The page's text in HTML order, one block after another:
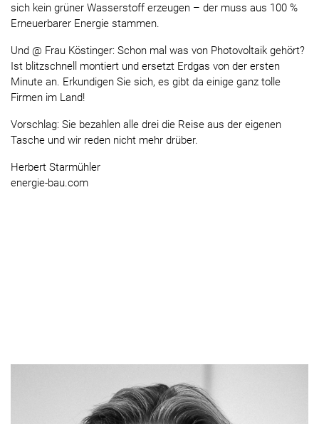
sich kein grüner Wasserstoff erzeugen – der muss aus 100 %
Erneuerbarer Energie stammen.
Und @ Frau Köstinger: Schon mal was von Photovoltaik gehört?
Ist blitzschnell montiert und ersetzt Erdgas von der ersten
Minute an. Erkundigen Sie sich, es gibt da einige ganz tolle
Firmen im Land!
Vorschlag: Sie bezahlen alle drei die Reise aus der eigenen
Tasche und wir reden nicht mehr drüber.
Herbert Starmühler
energie-bau.com